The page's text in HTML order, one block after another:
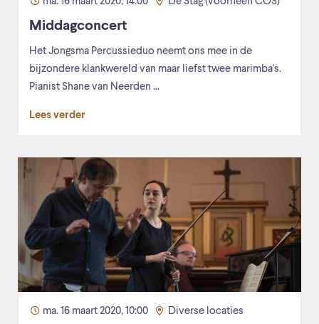
Middagconcert
Het Jongsma Percussieduo neemt ons mee in de
bijzondere klankwereld van maar liefst twee marimba's.
Pianist Shane van Neerden ...
Lees verder
ma. 16 maart 2020, 10:00 Diverse locaties